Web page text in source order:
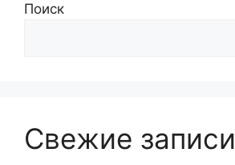
Поиск
Свежие записи